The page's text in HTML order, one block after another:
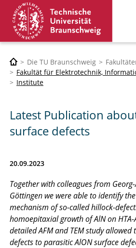
Die TU Braunschweig
Fakultät für Elektrotechnik,
Institute
Latest Publication
surface defects
20.09.2023
Together with colleagues from
Göttingen we were able to identify
mechanism of so-called hillock-
homoepitaxial growth of AlN on HTA-
detailed AFM and TEM study allowed
defects to parasitic AlON surface